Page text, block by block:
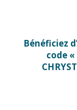
Bénéficiez
code «